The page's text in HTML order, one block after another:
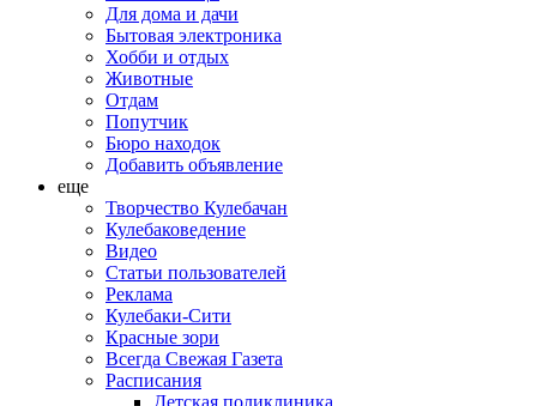
Для дома и дачи
Бытовая электроника
Хобби и отдых
Животные
Отдам
Попутчик
Бюро находок
Добавить объявление
еще
Творчество Кулебачан
Кулебаковедение
Видео
Статьи пользователей
Реклама
Кулебаки-Сити
Красные зори
Всегда Свежая Газета
Расписания